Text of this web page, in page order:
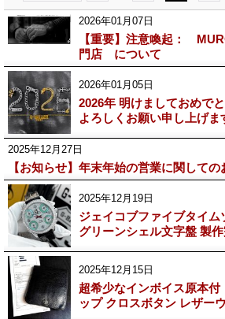
2026年01月07日
【重要】注意喚起：
門店 について
2026年01月05日
2026年 明けましておめで
よろしくお願い申し上げ
2025年12月27日
【お知らせ】年末年始の営業に関しての
2025年12月19日
ジェイコブファイブタイ
グリーンシェル文字盤 製作
2025年12月15日
超希少なインボイス原本
ップ クロスボタン レザー